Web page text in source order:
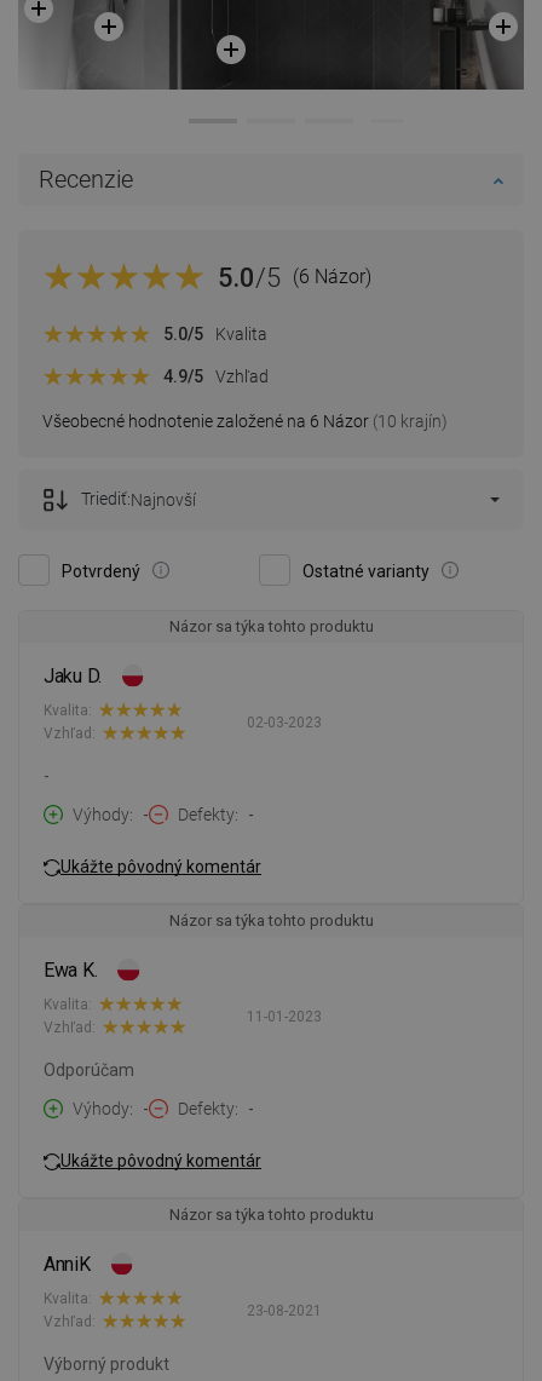
Recenzie
5.0/5 (6 Názor)
Všeobecné hodnotenie založené na 6 Názor (10 krajín)
5.0/5 Kvalita
4.9/5 Vzhľad
Potvrdený Ostatné varianty
Triediť:Najnovší
Názor sa týka tohto produktu
Jaku D.
02-03-2023
Kvalita:
Vzhľad:
-
Výhody
- Defekty -
Ukážte pôvodný komentár
Názor sa týka tohto produktu
Ewa K.
11-01-2023
Kvalita:
Vzhľad:
Odporúčam
Výhody
- Defekty -
Ukážte pôvodný komentár
Názor sa týka tohto produktu
AnniK
23-08-2021
Kvalita:
Vzhľad:
Výborný produkt